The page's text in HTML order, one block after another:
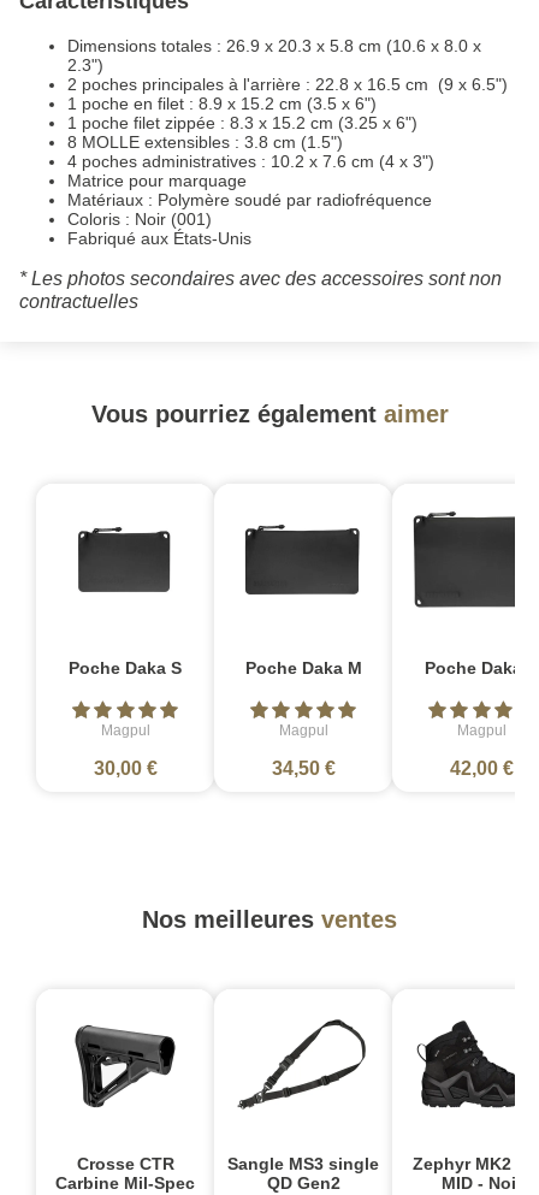
Dimensions totales : 26.9 x 20.3 x 5.8 cm (10.6 x 8.0 x
2.3")
2 poches principales à l'arrière : 22.8 x 16.5 cm (9 x 6.5")
1 poche en filet : 8.9 x 15.2 cm (3.5 x 6")
1 poche filet zippée : 8.3 x 15.2 cm (3.25 x 6")
8 MOLLE extensibles : 3.8 cm (1.5")
4 poches administratives : 10.2 x 7.6 cm (4 x 3")
Matrice pour marquage
Matériaux : Polymère soudé par radiofréquence
Coloris : Noir (001)
Fabriqué aux États-Unis
* Les photos secondaires avec des accessoires sont non
contractuelles
Vous pourriez également aimer
Poche Daka S
Magpul
30,00 €
Poche Daka M
Magpul
34,50 €
Poche Daka L
Magpul
42,00 €
Nos meilleures ventes
Crosse CTR
Carbine Mil-Spec
Sangle MS3 single
QD Gen2
Zephyr MK2
MID - Noir